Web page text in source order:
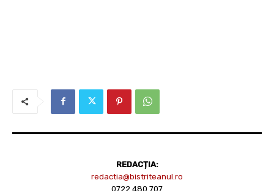
REDACȚIA:
redactia@bistriteanul.ro
0722.480.707